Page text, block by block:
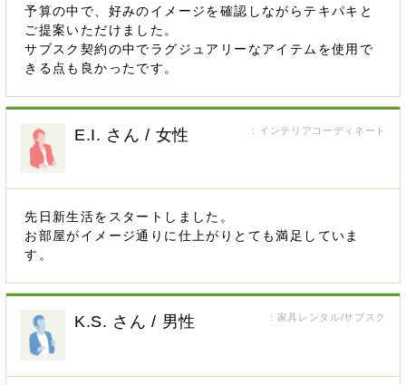
予算の中で、好みのイメージを確認しながらテキパキと
ご提案いただけました。
サブスク契約の中でラグジュアリーなアイテムを使用で
きる点も良かったです。
：インテリアコーディネート
E.I. さん / 女性
先日新生活をスタートしました。
お部屋がイメージ通りに仕上がりとても満足していま
す。
：家具レンタル/サブスク
K.S. さん / 男性